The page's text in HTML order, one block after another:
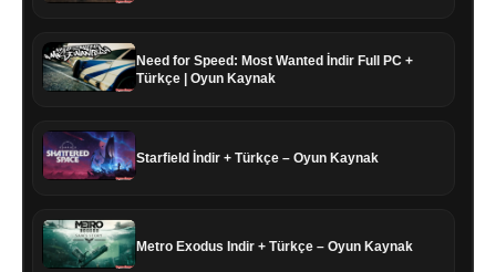
Need for Speed: Most Wanted İndir Full PC +
Türkçe | Oyun Kaynak
Starfield İndir + Türkçe – Oyun Kaynak
Metro Exodus Indir + Türkçe – Oyun Kaynak